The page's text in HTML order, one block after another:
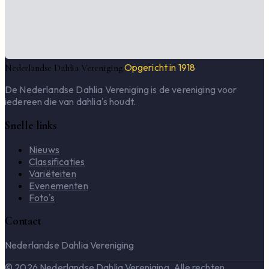
Nederlandse Dahlia VerenigingOpgericht in 1918
De Nederlandse Dahlia Vereniging is de vereniging voor
iedereen die van dahlia's houdt.
Snelle links
Nieuws
Classificaties
Variëteiten
Evenementen
Foto's
Contact
Nederlandse Dahlia Vereniging